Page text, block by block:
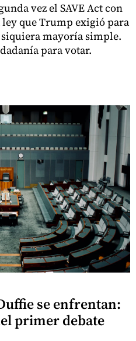
vez el SAVE Act con
ley que Trump exigió para
mayoría simple.
para votar.
se enfrentan:
primer debate